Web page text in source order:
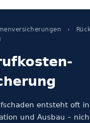
›
entsteht oft
und Ausbau –